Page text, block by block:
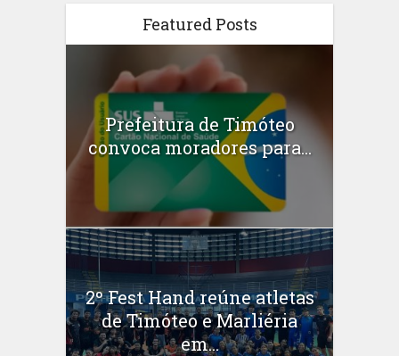
Featured Posts
Prefeitura de Timóteo
convoca moradores para...
2º Fest Hand reúne atletas
de Timóteo e Marliéria
em...